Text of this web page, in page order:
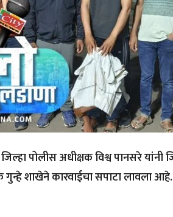
जिल्हा पोलीस अधीक्षक विश्व पानसरे यांनी
गुन्हे शाखेने कारवाईचा सपाटा लावला